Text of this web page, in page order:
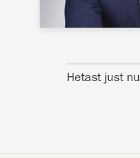
Hetast just nu